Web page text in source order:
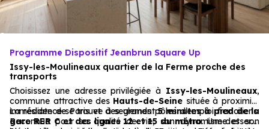
Programme Dispositif Jeanbrun Square Up
Issy-les-Moulineaux quartier de la Ferme proche des
transports
Choisissez une adresse privilégiée à Issy-les-Moulineaux,
commune attractive des Hauts-de-Seine située à proximité
immédiate de Paris et des grands pôles d’emploi franciliens.
Reconnue pour sa qualité de vie, son dynamisme et son
La résidence se trouve à seulement5 minutes à pied de la
gare RER C et des lignes 12 et 15 du métro. Une desserte